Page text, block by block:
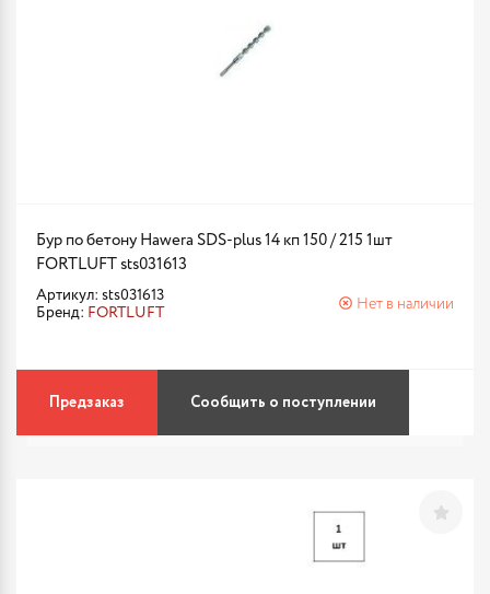
Бур по бетону Hawera SDS-plus 14 кп 150 / 215 1шт
FORTLUFT sts031613
Артикул: sts031613
Бренд: FORTLUFT
Нет в наличии
Предзаказ Сообщить о поступлении